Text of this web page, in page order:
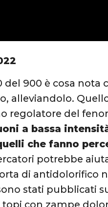
del 900 è cosa
alleviandolo.
regolatore del
a bassa
che fanno
potrebbe
di antidolorifico
stati pubblicati
con zampe